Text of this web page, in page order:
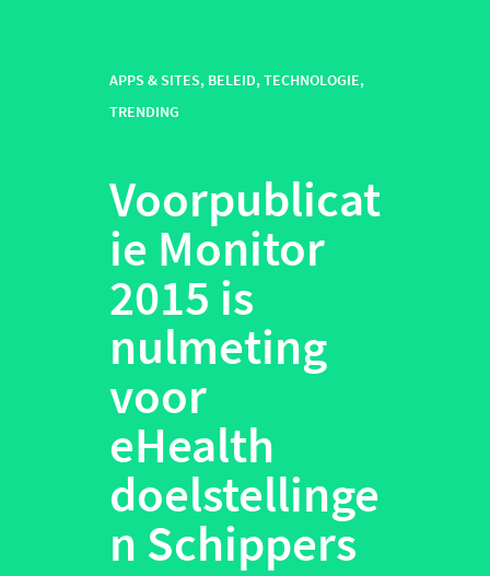
APPS & SITES, BELEID,TECHNOLOGIE,
TRENDING
Voorpublicat
ie Monitor
2015 is
nulmeting
voor
eHealth
doelstellinge
n Schippers